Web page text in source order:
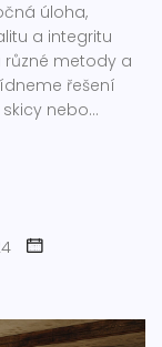
úloha,
a integritu
metody a
řešení
nebo
a domácí